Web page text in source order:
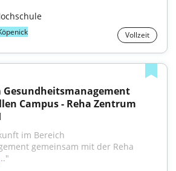
Vollzeit
Gesundheitsmanagement
im Bereich
gemeinsam mit der Reha